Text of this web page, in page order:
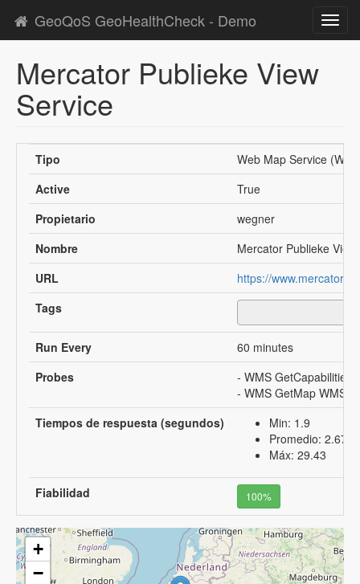
GeoQoS GeoHealthCheck - Demo
Mercator Publieke View
Service
Tipo
Web Map Service
Active
True
Propietario
wegner
Nombre
Mercator Publieke
URL
https://
Tags
Run Every
60 minutes
Probes
- WMS GetCapabilities
- WMS GetMap WMS
Tiempos de respuesta (segundos)
Min: 1.9
Promedio: 2.67
Máx: 29.43
Fiabilidad 100%
+
−